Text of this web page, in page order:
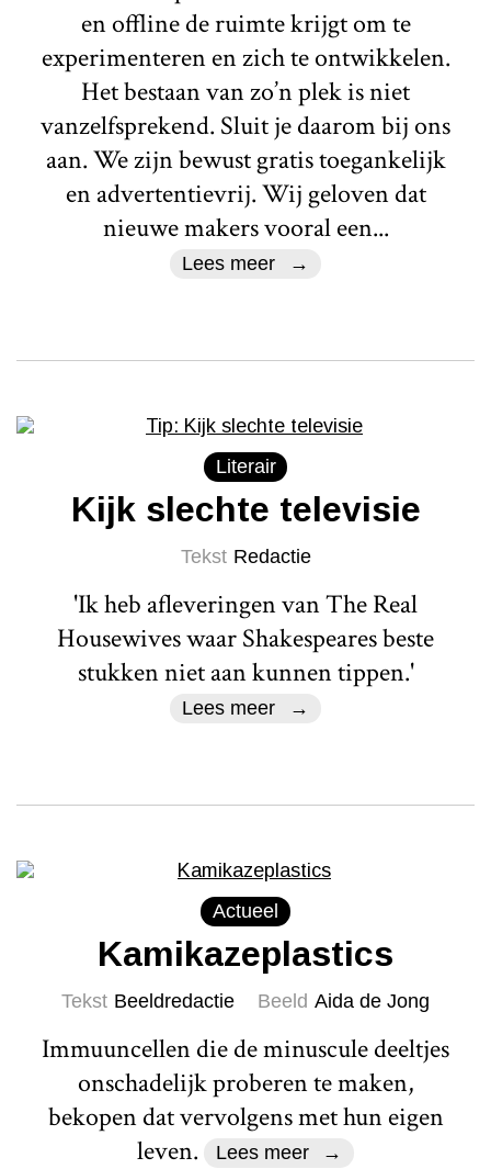
en offline de ruimte krijgt om te
experimenteren en zich te ontwikkelen.
Het bestaan van zo’n plek is niet
vanzelfsprekend. Sluit je daarom bij ons
aan. We zijn bewust gratis toegankelijk
en advertentievrij. Wij geloven dat
nieuwe makers vooral een...
Lees meer
Literair
Kijk slechte televisie
Tekst Redactie
'Ik heb afleveringen van The Real
Housewives waar Shakespeares beste
stukken niet aan kunnen tippen.'
Lees meer
Actueel
Kamikazeplastics
Tekst Beeldredactie Beeld Aida de Jong
Immuuncellen die de minuscule deeltjes
onschadelijk proberen te maken,
bekopen dat vervolgens met hun eigen
leven.
Lees meer